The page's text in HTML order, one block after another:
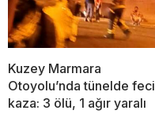
Kuzey Marmara
Otoyolu’nda tünelde feci
kaza: 3 ölü, 1 ağır yaralı